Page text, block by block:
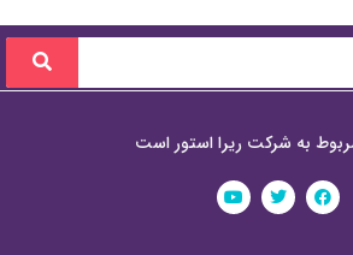
به شرکت ریرا استور است